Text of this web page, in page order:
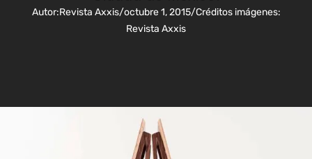
Autor:Revista Axxis/octubre 1, 2015/Créditos imágenes:
Revista Axxis